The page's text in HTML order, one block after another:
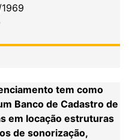
tem como
Banco de Cadastro de
em locação estruturas
de sonorização,